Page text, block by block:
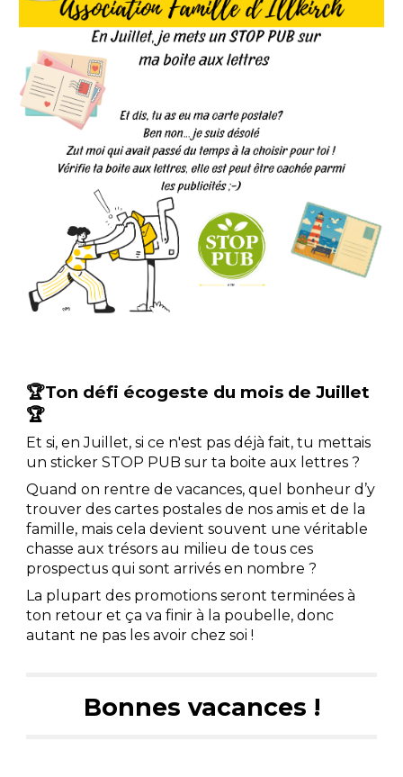
🏆Ton défi écogeste du mois de Juillet
🏆
Et si, en Juillet, si ce n'est pas déjà fait, tu mettais
un sticker STOP PUB sur ta boite aux lettres ?
Quand on rentre de vacances, quel bonheur d’y
trouver des cartes postales de nos amis et de la
famille, mais cela devient souvent une véritable
chasse aux trésors au milieu de tous ces
prospectus qui sont arrivés en nombre ?
La plupart des promotions seront terminées à
ton retour et ça va finir à la poubelle, donc
autant ne pas les avoir chez soi !
Bonnes vacances !